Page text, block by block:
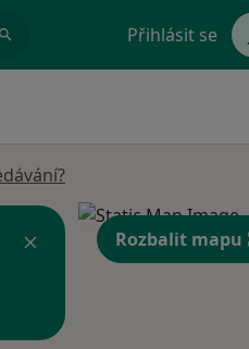
Přihlásit se
Rozbalit mapu